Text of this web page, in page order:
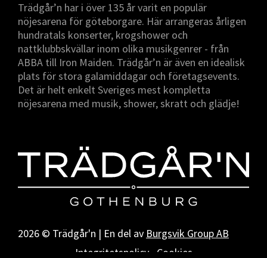
Trädgår’n har i över 135 år varit en populär
nöjesarena för göteborgare. Här arrangeras årligen
hundratals konserter, krogshower och
nattklubbskvällar inom olika musikgenrer - från
ABBA till Iron Maiden. Trädgår’n är även en idealisk
plats för stora galamiddagar och företagsevents.
Det är helt enkelt Sveriges mest kompletta
nöjesarena med musik, shower, skratt och glädje!
2026 © Trädgår'n | En del av Burgsvik Group AB
Integritetspolicy
Cookies